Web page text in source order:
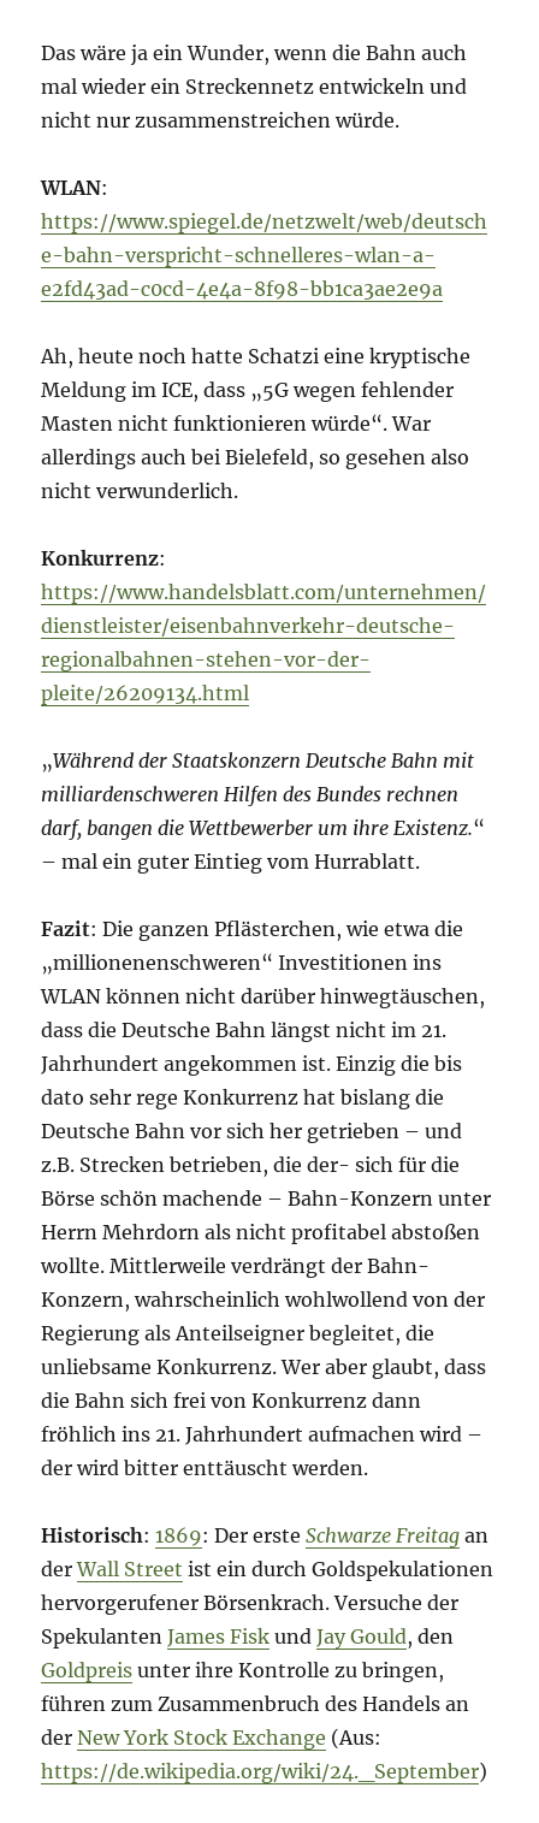
Das wäre ja ein Wunder, wenn die Bahn auch
mal wieder ein Streckennetz entwickeln und
nicht nur zusammenstreichen würde.
WLAN:
https://www.spiegel.de/netzwelt/web/deutsch
e-bahn-verspricht-schnelleres-wlan-a-
e2fd43ad-c0cd-4e4a-8f98-bb1ca3ae2e9a
Ah, heute noch hatte Schatzi eine kryptische
Meldung im ICE, dass „5G wegen fehlender
Masten nicht funktionieren würde“. War
allerdings auch bei Bielefeld, so gesehen also
nicht verwunderlich.
Konkurrenz:
https://www.handelsblatt.com/unternehmen/
dienstleister/eisenbahnverkehr-deutsche-
regionalbahnen-stehen-vor-der-
pleite/26209134.html
„Während der Staatskonzern Deutsche Bahn mit
milliardenschweren Hilfen des Bundes rechnen
darf, bangen die Wettbewerber um ihre Existenz.“
– mal ein guter Eintieg vom Hurrablatt.
Fazit: Die ganzen Pflästerchen, wie etwa die
„millionenenschweren“ Investitionen ins
WLAN können nicht darüber hinwegtäuschen,
dass die Deutsche Bahn längst nicht im 21.
Jahrhundert angekommen ist. Einzig die bis
dato sehr rege Konkurrenz hat bislang die
Deutsche Bahn vor sich her getrieben – und
z.B. Strecken betrieben, die der- sich für die
Börse schön machende – Bahn-Konzern unter
Herrn Mehrdorn als nicht profitabel abstoßen
wollte. Mittlerweile verdrängt der Bahn-
Konzern, wahrscheinlich wohlwollend von der
Regierung als Anteilseigner begleitet, die
unliebsame Konkurrenz. Wer aber glaubt, dass
die Bahn sich frei von Konkurrenz dann
fröhlich ins 21. Jahrhundert aufmachen wird –
der wird bitter enttäuscht werden.
Historisch:1869: Der ersteSchwarze Freitag an
derWall Street ist ein durch Goldspekulationen
hervorgerufener Börsenkrach. Versuche der
SpekulantenJames Fisk undJay Gould, den
Goldpreis unter ihre Kontrolle zu bringen,
führen zum Zusammenbruch des Handels an
derNew York Stock Exchange (Aus:
https://de.wikipedia.org/wiki/24._September)